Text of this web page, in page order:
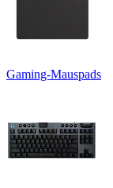
Gaming-Mauspads